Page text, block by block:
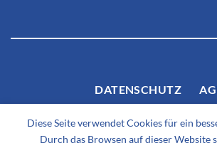
DATENSCHUTZ
Diese Seite verwendet Cookies für ein
Durch das Browsen auf dieser Website